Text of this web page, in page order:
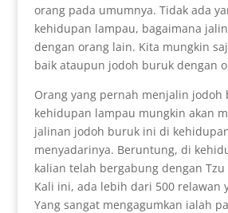
orang pada umumnya. Tidak ada
kehidupan lampau, bagaimana
dengan orang lain. Kita mungkin
baik ataupun jodoh buruk dengan
Orang yang pernah menjalin jodoh
kehidupan lampau mungkin akan
jalinan jodoh buruk ini di
menyadarinya. Beruntung, di
kalian telah bergabung dengan
Kali ini, ada lebih dari 500 relawan
Yang sangat mengagumkan ialah